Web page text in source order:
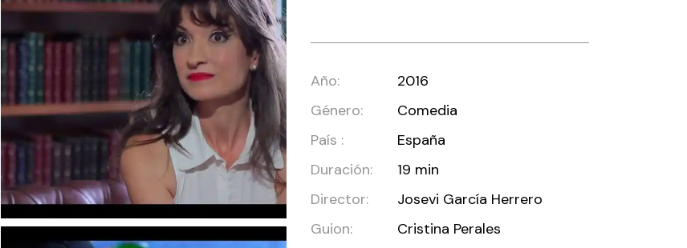
Año:
2016
Género:
Comedia
País :
España
Duración:
19 min
Director:
Josevi García Herrero
Guion:
Cristina Perales